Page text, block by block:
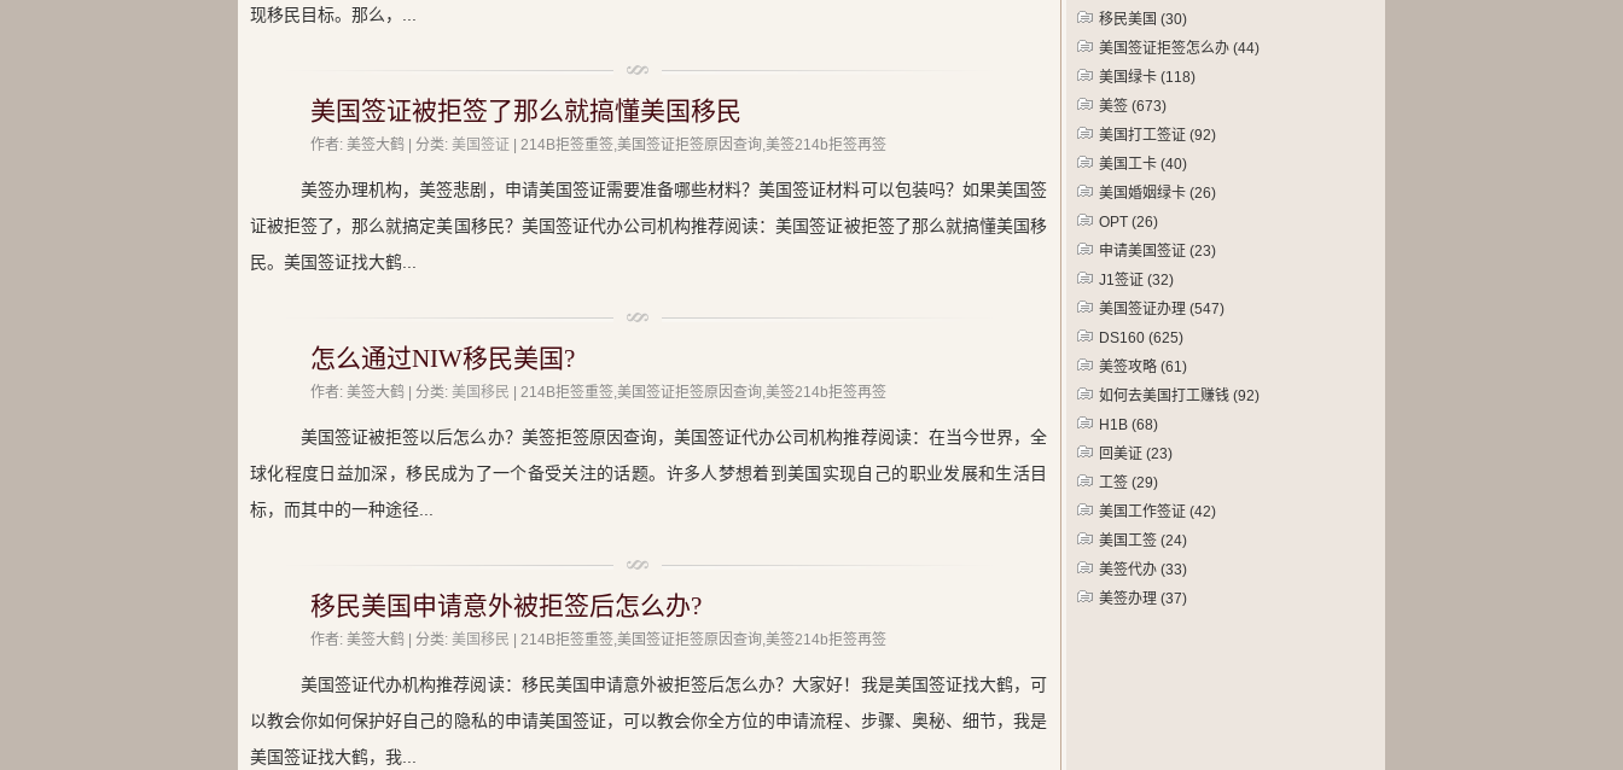
现移民目标。那么，...
美国签证被拒签了那么就搞懂美国移民
作者: 美签大鹤 | 分类: 美国签证 | 214B拒签重签,美国签证拒签原因查询,美签214b拒签再签
美签办理机构，美签悲剧，申请美国签证需要准备哪些材料？美国签证材料可以包装吗？如果美国签
证被拒签了，那么就搞定美国移民？美国签证代办公司机构推荐阅读：美国签证被拒签了那么就搞懂美国移
民。美国签证找大鹤...
怎么通过NIW移民美国?
作者: 美签大鹤 | 分类: 美国移民 | 214B拒签重签,美国签证拒签原因查询,美签214b拒签再签
美国签证被拒签以后怎么办？美签拒签原因查询，美国签证代办公司机构推荐阅读：在当今世界，全
球化程度日益加深，移民成为了一个备受关注的话题。许多人梦想着到美国实现自己的职业发展和生活目
标，而其中的一种途径...
移民美国申请意外被拒签后怎么办?
作者: 美签大鹤 | 分类: 美国移民 | 214B拒签重签,美国签证拒签原因查询,美签214b拒签再签
美国签证代办机构推荐阅读：移民美国申请意外被拒签后怎么办？大家好！我是美国签证找大鹤，可
以教会你如何保护好自己的隐私的申请美国签证，可以教会你全方位的申请流程、步骤、奥秘、细节，我是
美国签证找大鹤，我...
移民美国 (30)
美国签证拒签怎么办 (44)
美国绿卡 (118)
美签 (673)
美国打工签证 (92)
美国工卡 (40)
美国婚姻绿卡 (26)
OPT (26)
申请美国签证 (23)
J1签证 (32)
美国签证办理 (547)
DS160 (625)
美签攻略 (61)
如何去美国打工赚钱 (92)
H1B (68)
回美证 (23)
工签 (29)
美国工作签证 (42)
美国工签 (24)
美签代办 (33)
美签办理 (37)